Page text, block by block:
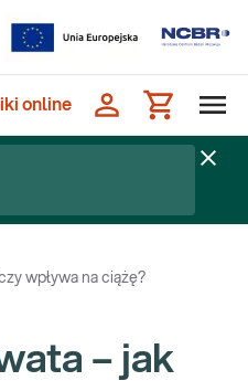
online
wpływa na ciążę?
– jak